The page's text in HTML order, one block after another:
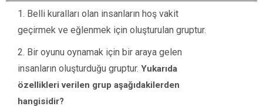
Belli kuralları olan insanların hoş vakit
geçirmek ve eğlenmek için oluşturulan gruptur.
Bir oyunu oynamak için bir araya gelen
insanların oluşturduğu gruptur. Yukarıda
özellikleri verilen grup aşağıdakilerden
hangisidir?